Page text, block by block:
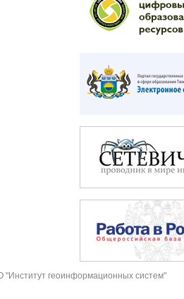
"Институт геоинформационных систем"